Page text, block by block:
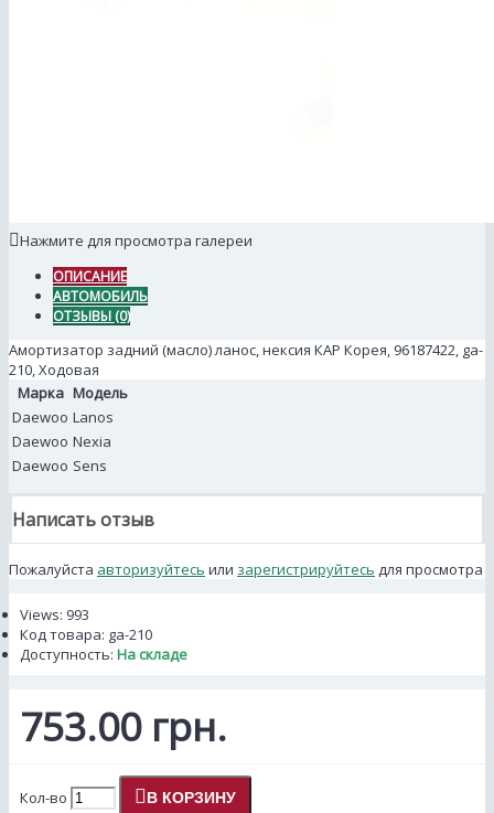
Нажмите для просмотра галереи
ОПИСАНИЕ
АВТОМОБИЛЬ
ОТЗЫВЫ (0)
Амортизатор задний (масло) ланос, нексия КАР Корея, 96187422, ga-
210, Ходовая
Марка Модель
Daewoo Lanos
Daewoo Nexia
Daewoo Sens
Написать отзыв
Пожалуйста авторизуйтесь или зарегистрируйтесь для просмотра
Views: 993
Код товара: ga-210
Доступность: На складе
753.00 грн.
Кол-во В КОРЗИНУ